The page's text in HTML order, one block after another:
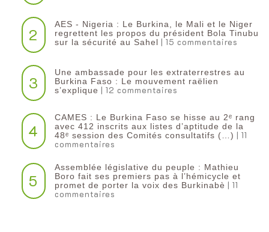
2
AES - Nigeria : Le Burkina, le Mali et le Niger
regrettent les propos du président Bola Tinubu
sur la sécurité au Sahel | 15 commentaires
3
Une ambassade pour les extraterrestres au
Burkina Faso : Le mouvement raëlien
s’explique | 12 commentaires
4
CAMES : Le Burkina Faso se hisse au 2ᵉ rang
avec 412 inscrits aux listes d’aptitude de la
48ᵉ session des Comités consultatifs (…) | 11
commentaires
5
Assemblée législative du peuple : Mathieu
Boro fait ses premiers pas à l’hémicycle et
promet de porter la voix des Burkinabè | 11
commentaires